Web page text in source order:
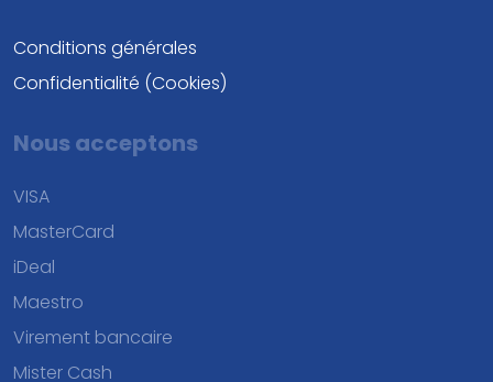
Conditions générales
Confidentialité (Cookies)
Nous acceptons
VISA
MasterCard
iDeal
Maestro
Virement bancaire
Mister Cash